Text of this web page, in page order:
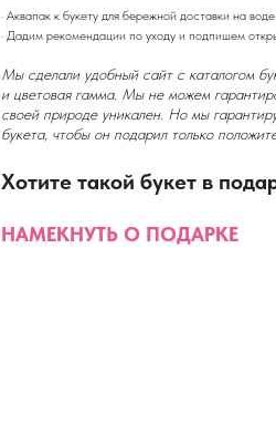
· Аквапак к букету для бережной доставки на
· Дадим рекомендации по уходу и подпишем
Мы сделали удобный сайт с каталогом
и цветовая гамма. Мы не можем
своей природе уникален. Но мы
букета, чтобы он подарил только
Хотите такой букет в
НАМЕКНУТЬ О ПОДАРКЕ